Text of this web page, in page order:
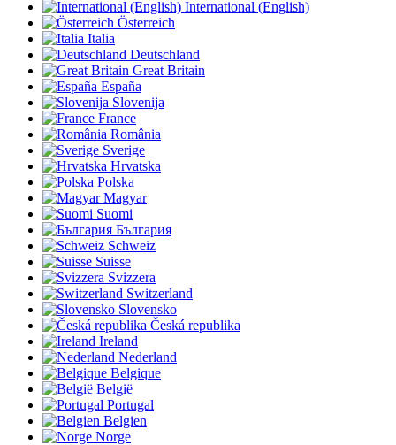
International (English)
Österreich
Italia
Deutschland
Great Britain
España
Slovenija
France
România
Sverige
Hrvatska
Polska
Magyar
Suomi
България
Schweiz
Suisse
Svizzera
Switzerland
Slovensko
Česká republika
Ireland
Nederland
Belgique
België
Portugal
Belgien
Norge